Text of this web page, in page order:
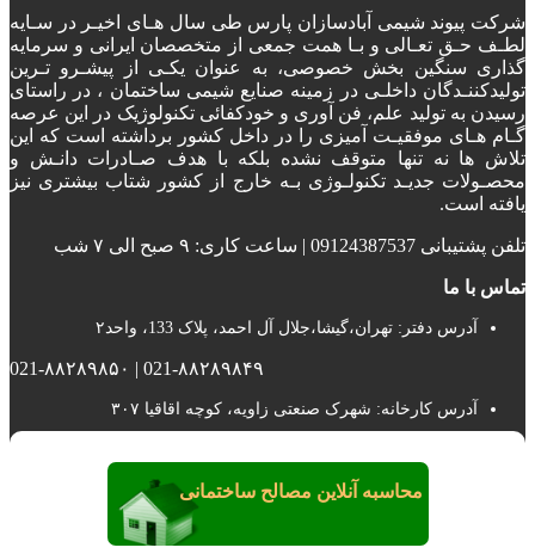
شرکت پیوند شیمی آبادسازان پارس طی سال هـای اخیـر در سـایه
لطـف حـق تعـالی و بـا همت جمعی از متخصصان ایرانی و سرمایه
گذاری سنگین بخش خصوصی، به عنوان یکـی از پیشـرو تـرین
تولیدکننـدگان داخلـی در زمینه صنایع شیمی ساختمان ، در راستای
رسیدن به تولید علم، فن آوری و خودکفائی تکنولوژیک در این عرصه
گـام هـای موفقیـت آمیزی را در داخل کشور برداشته است که این
تلاش ها نه تنها متوقف نشده بلکه با هدف صـادرات دانـش و
محصـولات جدیـد تکنولـوژی بـه خارج از کشور شتاب بیشتری نیز
یافته است.
تلفن پشتیبانی 09124387537 | ساعت کاری: ۹ صبح الی ۷ شب
تماس با ما
آدرس دفتر: تهران،گیشا،جلال آل احمد، پلاک 133، واحد۲
021-۸۸۲۸۹۸۴۹ | 021-۸۸۲۸۹۸۵۰
آدرس کارخانه: شهرک صنعتی زاویه، کوچه اقاقیا ۳۰۷
محاسبه آنلاین مصالح ساختمانی